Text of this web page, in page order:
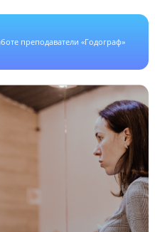
в центре
«Годографом»
даже к самому
что информация
в работе преподаватели